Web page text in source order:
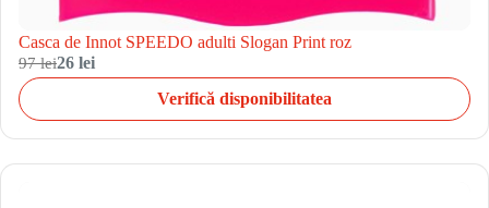
Casca de Innot SPEEDO adulti Slogan Print roz
97 lei26 lei
Verifică disponibilitatea